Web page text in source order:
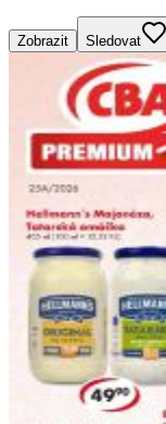
Zobrazit Sledovat